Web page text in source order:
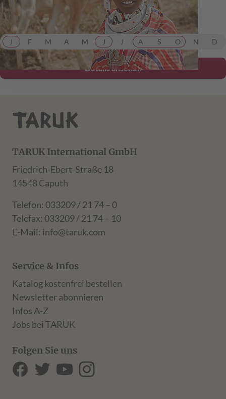
Mkomazi.
ab 6.799,00 €
inkl. Flug
J
F M A M J J A S O N D
Details ansehen
TARUK International GmbH
Friedrich-Ebert-Straße 18
14548 Caputh
Telefon: 033209 / 21 74 – 0
Telefax: 033209 / 21 74 – 10
E-Mail: info@taruk.com
Service & Infos
Katalog kostenfrei bestellen
Newsletter abonnieren
Infos A-Z
Jobs bei TARUK
Folgen Sie uns